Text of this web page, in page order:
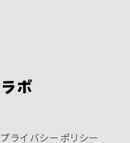
プライバシーポリシー